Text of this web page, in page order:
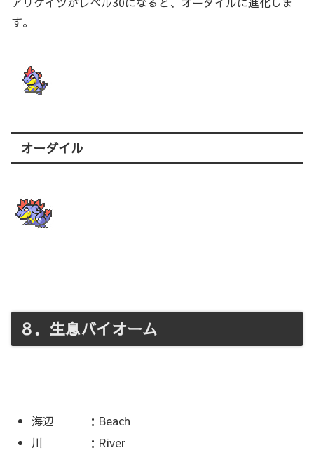
す。
オーダイル
８．生息バイオーム
海辺 ：Beach
川 ：River